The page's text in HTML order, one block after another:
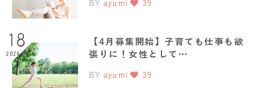
BY ayumi 39
18
2026.03
【4月募集開始】子育ても仕事も欲
張りに！女性として…
BY ayumi 39